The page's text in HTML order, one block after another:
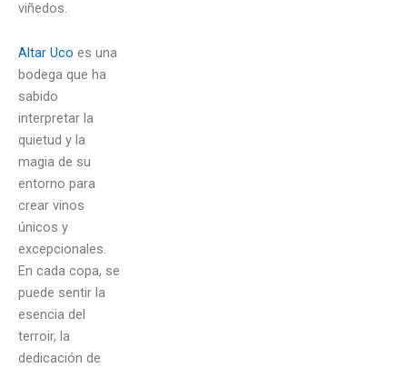
viñedos.
Altar Uco es una
bodega que ha
sabido
interpretar la
quietud y la
magia de su
entorno para
crear vinos
únicos y
excepcionales.
En cada copa, se
puede sentir la
esencia del
terroir, la
dedicación de